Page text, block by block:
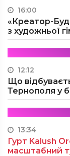
16:00
«Креатор-
з художньої
12:12
Що
Тернополя у
13:34
Гурт Kalush
масштабний